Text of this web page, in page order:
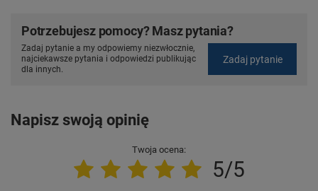
Potrzebujesz pomocy? Masz pytania?
Zadaj pytanie a my odpowiemy niezwłocznie,
najciekawsze pytania i odpowiedzi publikując
dla innych.
Zadaj pytanie
Napisz swoją opinię
Twoja ocena:
5/5